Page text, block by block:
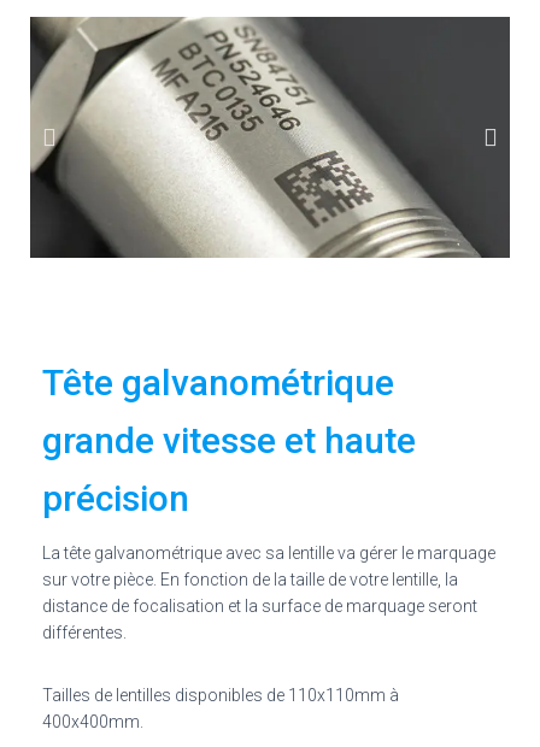
Tête galvanométrique
grande vitesse et haute
précision
La tête galvanométrique avec sa lentille va gérer le marquage
sur votre pièce. En fonction de la taille de votre lentille, la
distance de focalisation et la surface de marquage seront
différentes.
Tailles de lentilles disponibles de 110x110mm à
400x400mm.